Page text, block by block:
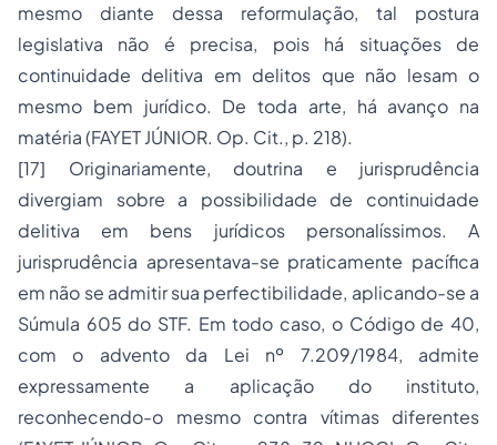
mesmo diante dessa reformulação, tal postura
legislativa não é precisa, pois há situações de
continuidade delitiva em delitos que não lesam o
mesmo bem jurídico. De toda arte, há avanço na
matéria (FAYET JÚNIOR. Op. Cit., p. 218).
[17] Originariamente, doutrina e jurisprudência
divergiam sobre a possibilidade de continuidade
delitiva em bens jurídicos personalíssimos. A
jurisprudência apresentava-se praticamente pacífica
em não se admitir sua perfectibilidade, aplicando-se a
Súmula 605 do STF. Em todo caso, o Código de 40,
com o advento da Lei nº 7.209/1984, admite
expressamente a aplicação do instituto,
reconhecendo-o mesmo contra vítimas diferentes